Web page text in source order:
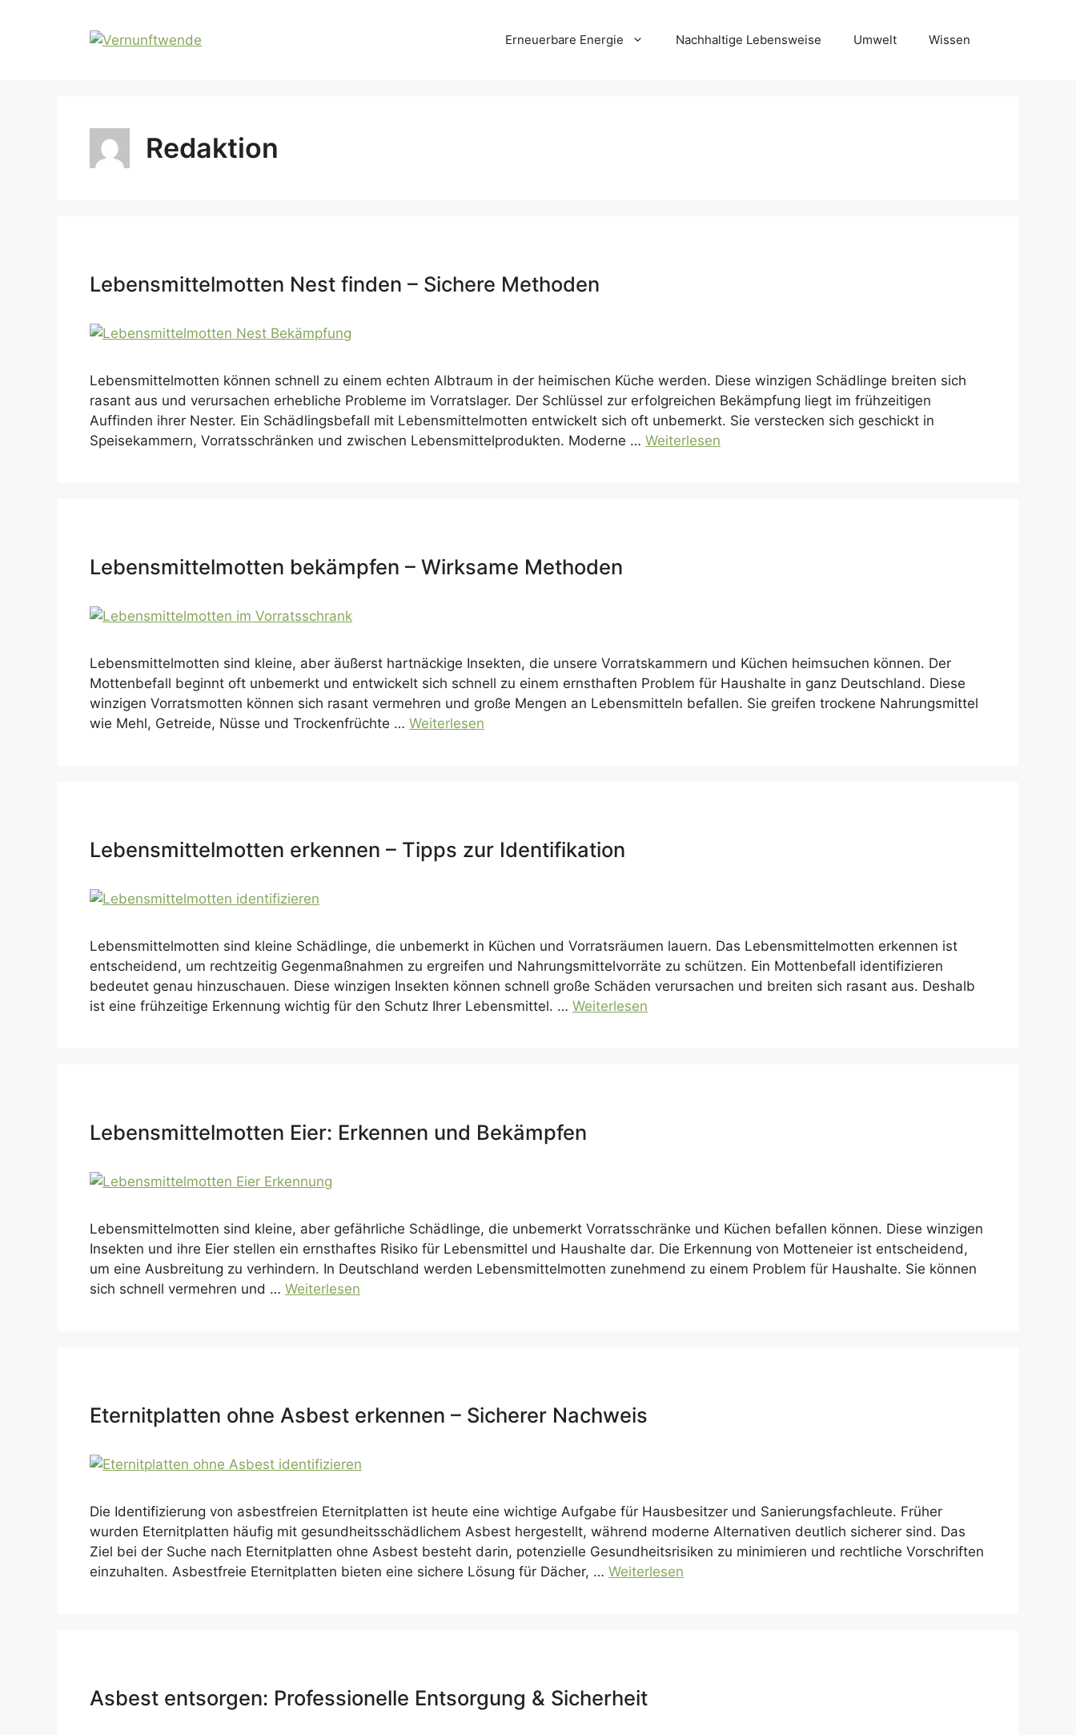
Erneuerbare Energie Nachhaltige Lebensweise Umwelt Wissen
Redaktion
Lebensmittelmotten Nest finden – Sichere Methoden
Lebensmittelmotten können schnell zu einem echten Albtraum in der heimischen Küche werden. Diese winzigen Schädlinge breiten sich
rasant aus und verursachen erhebliche Probleme im Vorratslager. Der Schlüssel zur erfolgreichen Bekämpfung liegt im frühzeitigen
Auffinden ihrer Nester. Ein Schädlingsbefall mit Lebensmittelmotten entwickelt sich oft unbemerkt. Sie verstecken sich geschickt in
Speisekammern, Vorratsschränken und zwischen Lebensmittelprodukten. Moderne … Weiterlesen
Lebensmittelmotten bekämpfen – Wirksame Methoden
Lebensmittelmotten sind kleine, aber äußerst hartnäckige Insekten, die unsere Vorratskammern und Küchen heimsuchen können. Der
Mottenbefall beginnt oft unbemerkt und entwickelt sich schnell zu einem ernsthaften Problem für Haushalte in ganz Deutschland. Diese
winzigen Vorratsmotten können sich rasant vermehren und große Mengen an Lebensmitteln befallen. Sie greifen trockene Nahrungsmittel
wie Mehl, Getreide, Nüsse und Trockenfrüchte … Weiterlesen
Lebensmittelmotten erkennen – Tipps zur Identifikation
Lebensmittelmotten sind kleine Schädlinge, die unbemerkt in Küchen und Vorratsräumen lauern. Das Lebensmittelmotten erkennen ist
entscheidend, um rechtzeitig Gegenmaßnahmen zu ergreifen und Nahrungsmittelvorräte zu schützen. Ein Mottenbefall identifizieren
bedeutet genau hinzuschauen. Diese winzigen Insekten können schnell große Schäden verursachen und breiten sich rasant aus. Deshalb
ist eine frühzeitige Erkennung wichtig für den Schutz Ihrer Lebensmittel. … Weiterlesen
Lebensmittelmotten Eier: Erkennen und Bekämpfen
Lebensmittelmotten sind kleine, aber gefährliche Schädlinge, die unbemerkt Vorratsschränke und Küchen befallen können. Diese winzigen
Insekten und ihre Eier stellen ein ernsthaftes Risiko für Lebensmittel und Haushalte dar. Die Erkennung von Motteneier ist entscheidend,
um eine Ausbreitung zu verhindern. In Deutschland werden Lebensmittelmotten zunehmend zu einem Problem für Haushalte. Sie können
sich schnell vermehren und … Weiterlesen
Eternitplatten ohne Asbest erkennen – Sicherer Nachweis
Die Identifizierung von asbestfreien Eternitplatten ist heute eine wichtige Aufgabe für Hausbesitzer und Sanierungsfachleute. Früher
wurden Eternitplatten häufig mit gesundheitsschädlichem Asbest hergestellt, während moderne Alternativen deutlich sicherer sind. Das
Ziel bei der Suche nach Eternitplatten ohne Asbest besteht darin, potenzielle Gesundheitsrisiken zu minimieren und rechtliche Vorschriften
einzuhalten. Asbestfreie Eternitplatten bieten eine sichere Lösung für Dächer, … Weiterlesen
Asbest entsorgen: Professionelle Entsorgung & Sicherheit